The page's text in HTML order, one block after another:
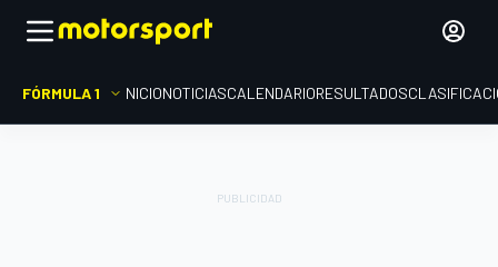
FÓRMULA 1 INICIONOTICIASCALENDARIORESULTADOS